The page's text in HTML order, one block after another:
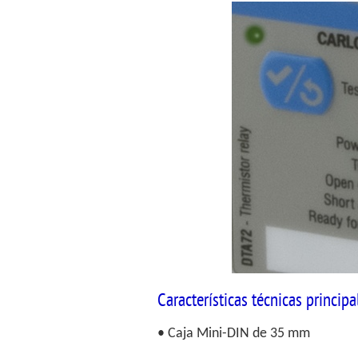
Características técnicas
• Caja Mini-DIN de 35 mm